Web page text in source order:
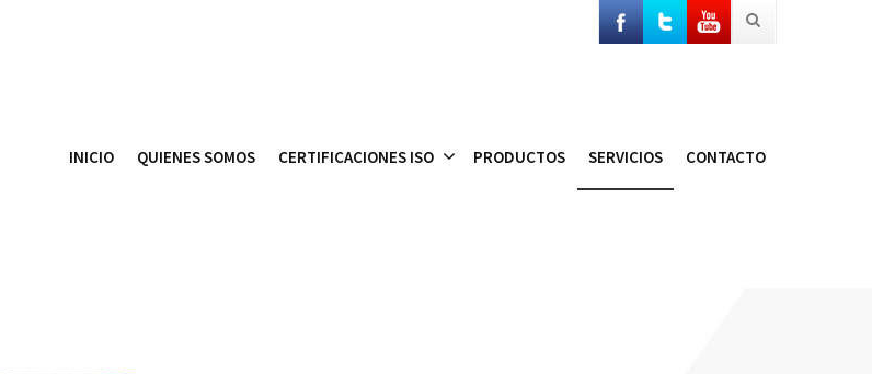
INICIO QUIENES SOMOS CERTIFICACIONES ISO PRODUCTOS SERVICIOS CONTACTO